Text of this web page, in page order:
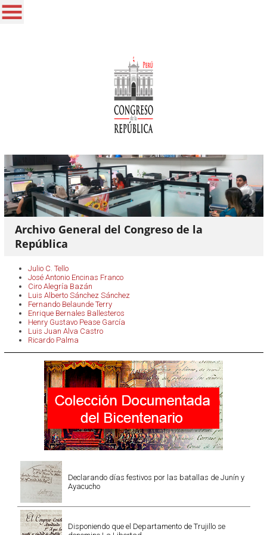
Archivo General del Congreso de la
República
Julio C. Tello
José Antonio Encinas Franco
Ciro Alegría Bazán
Luis Alberto Sánchez Sánchez
Fernando Belaunde Terry
Enrique Bernales Ballesteros
Henry Gustavo Pease García
Luis Juan Alva Castro
Ricardo Palma
Declarando días festivos por las batallas de Junín y
Ayacucho
Disponiendo que el Departamento de Trujillo se